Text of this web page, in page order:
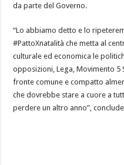
da parte del Governo.
“Lo abbiamo detto e lo
#PattoXnatalità che metta al
culturale ed economica le
opposizioni, Lega, Movimento 5
fronte comune e compatto
che dovrebbe stare a cuore a
perdere un altro anno”,